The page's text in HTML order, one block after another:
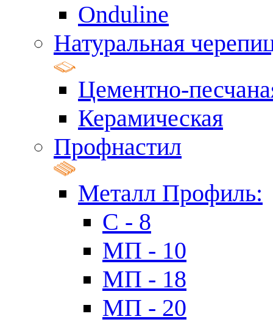
Onduline
Натуральная
Цементно-
Керамическая
Профнастил
Металл Профиль:
C - 8
МП - 10
МП - 18
МП - 20